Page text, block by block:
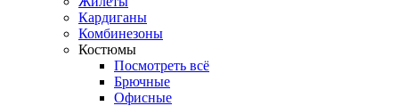
Кардиганы
Комбинезоны
Костюмы
Посмотреть всё
Брючные
Офисные